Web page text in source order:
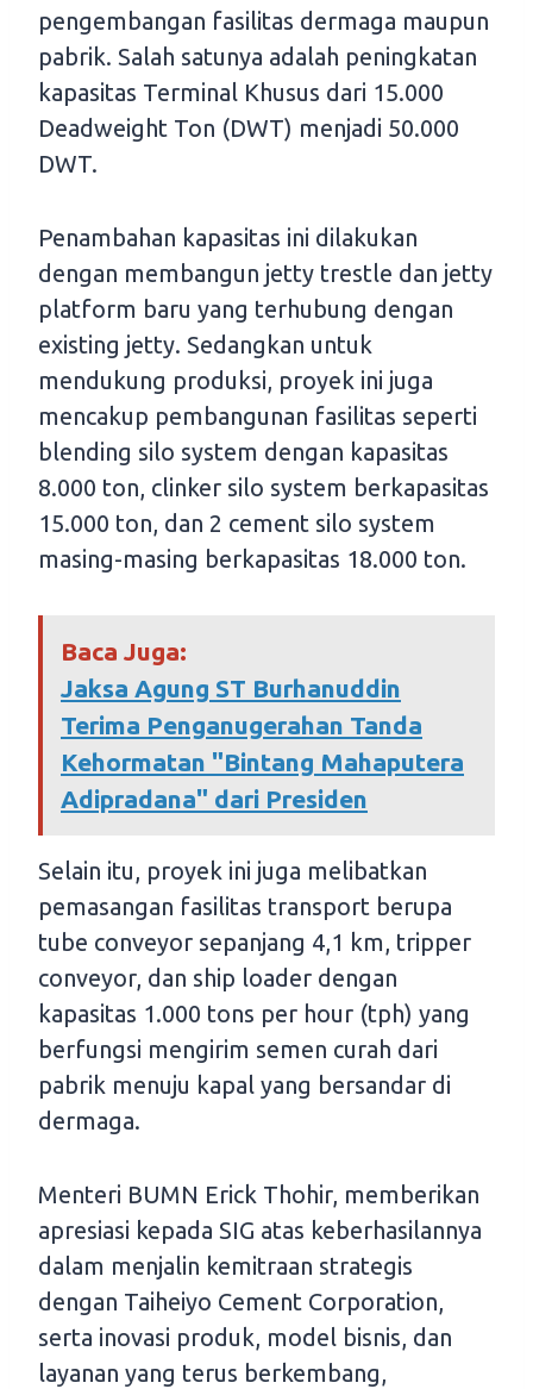
pengembangan fasilitas dermaga maupun
pabrik. Salah satunya adalah peningkatan
kapasitas Terminal Khusus dari 15.000
Deadweight Ton (DWT) menjadi 50.000
DWT.
Penambahan kapasitas ini dilakukan
dengan membangun jetty trestle dan jetty
platform baru yang terhubung dengan
existing jetty. Sedangkan untuk
mendukung produksi, proyek ini juga
mencakup pembangunan fasilitas seperti
blending silo system dengan kapasitas
8.000 ton, clinker silo system berkapasitas
15.000 ton, dan 2 cement silo system
masing-masing berkapasitas 18.000 ton.
Baca Juga:
Jaksa Agung ST Burhanuddin
Terima Penganugerahan Tanda
Kehormatan "Bintang Mahaputera
Adipradana" dari Presiden
Selain itu, proyek ini juga melibatkan
pemasangan fasilitas transport berupa
tube conveyor sepanjang 4,1 km, tripper
conveyor, dan ship loader dengan
kapasitas 1.000 tons per hour (tph) yang
berfungsi mengirim semen curah dari
pabrik menuju kapal yang bersandar di
dermaga.
Menteri BUMN Erick Thohir, memberikan
apresiasi kepada SIG atas keberhasilannya
dalam menjalin kemitraan strategis
dengan Taiheiyo Cement Corporation,
serta inovasi produk, model bisnis, dan
layanan yang terus berkembang,